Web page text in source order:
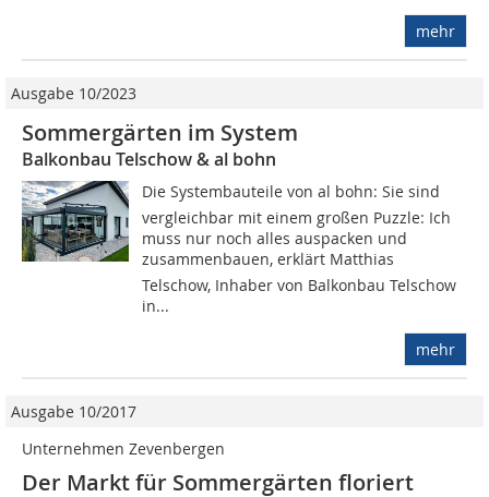
mehr
Ausgabe 10/2023
Sommergärten im System
Balkonbau Telschow & al bohn
Die Systembauteile von al bohn: Sie sind
vergleichbar mit einem großen Puzzle: Ich
muss nur noch alles auspacken und
zusammenbauen, erklärt Matthias
Telschow, Inhaber von Balkonbau Telschow
in...
mehr
Ausgabe 10/2017
Unternehmen Zevenbergen
Der Markt für Sommergärten floriert